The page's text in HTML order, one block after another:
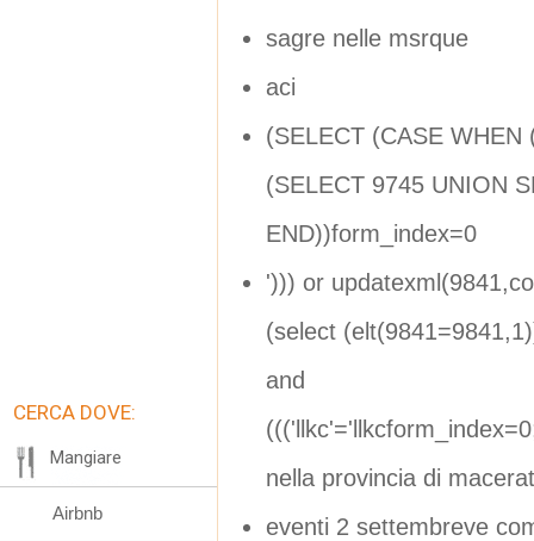
sagre nelle msrque
aci
(SELECT (CASE
(SELECT 9745 UNION
END))form_index=0
'))) or
(select
and
nella provincia di
eventi 2 settembreve
CERCA DOVE:
Mangiare
Airbnb